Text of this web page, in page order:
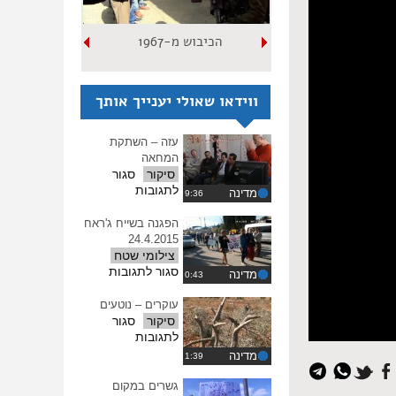
הכיבוש מ-1967
ווידאו שאולי יענייך אותך
מדינה
עזה – השתקת
המחאה
סיקור
סגור
לתגובותעל
–
השתקת
המחאה
מדינה
הפגנה בשייח ג'ראח
24.4.2015
צילומי שטח
סגור לתגובותעל
בשייח
מדינה
עוקרים – נוטעים
סיקור
סגור
לתגובותעל
נוטעים
גשרים במקום